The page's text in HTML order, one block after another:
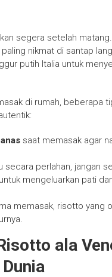
segera setelah
nikmat di santap
putih Italia untuk
di rumah, beberapa
saat memasak agar
secara perlahan, jangan
mengeluarkan pati
memasak, risotto yang
ala